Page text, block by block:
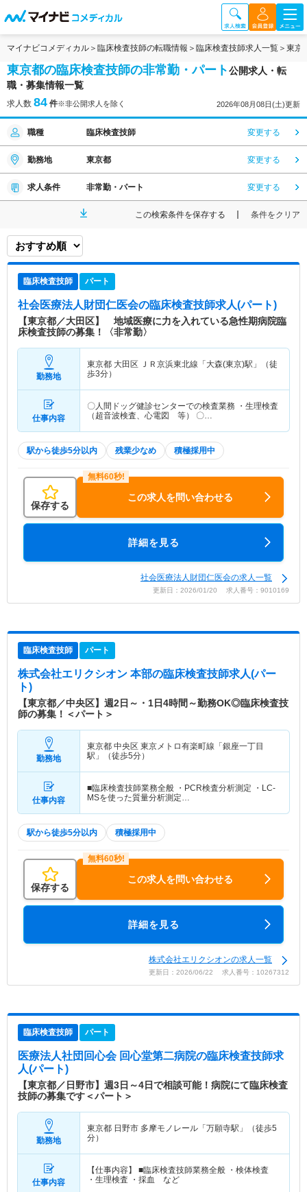
マイナビコメディカル 臨床検査技師の転職情報 臨床検査技師求人一覧 東京
東京都の臨床検査技師の非常勤・パート公開求人・転
職・募集情報一覧
求人数 84 件※非公開求人を除く 2026年08月08日(土)更新
職種 臨床検査技師 変更する
勤務地 東京都 変更する
求人条件 非常勤・パート 変更する
この検索条件を保存する 条件をクリア
臨床検査技師 パート
社会医療法人財団仁医会の臨床検査技師求人(パート)
【東京都／大田区】 地域医療に力を入れている急性期病院臨
床検査技師の募集！〈非常勤〉
勤務地
東京都 大田区 ＪＲ京浜東北線「大森(東京)駅」（徒
歩3分）
仕事内容
〇人間ドッグ健診センターでの検査業務 ・生理検査
（超音波検査、心電図 等） 〇…
駅から徒歩5分以内 残業少なめ 積極採用中
保存する
この求人を問い合わせる
詳細を見る
社会医療法人財団仁医会の求人一覧
更新日：2026/01/20 求人番号：9010169
臨床検査技師 パート
株式会社エリクシオン 本部の臨床検査技師求人(パー
ト)
【東京都／中央区】週2日～・1日4時間～勤務OK◎臨床検査技
師の募集！＜パート＞
勤務地
東京都 中央区 東京メトロ有楽町線「銀座一丁目
駅」（徒歩5分）
仕事内容
■臨床検査技師業務全般 ・PCR検査分析測定 ・LC-
MSを使った質量分析測定…
駅から徒歩5分以内 積極採用中
保存する
この求人を問い合わせる
詳細を見る
株式会社エリクシオンの求人一覧
更新日：2026/06/22 求人番号：10267312
臨床検査技師 パート
医療法人社団回心会 回心堂第二病院の臨床検査技師求
人(パート)
【東京都／日野市】週3日～4日で相談可能！病院にて臨床検査
技師の募集です＜パート＞
勤務地
東京都 日野市 多摩モノレール「万願寺駅」（徒歩5
分）
仕事内容
【仕事内容】 ■臨床検査技師業務全般 ・検体検査
・生理検査 ・採血 など